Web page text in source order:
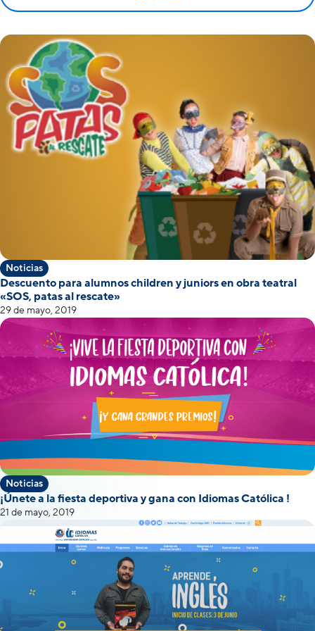
Noticias
Descuento para alumnos children y juniors en obra teatral
«SOS, patas al rescate»
29 de mayo, 2019
Noticias
¡Únete a la fiesta deportiva y gana con Idiomas Católica !
21 de mayo, 2019